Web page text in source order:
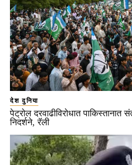
देश दुनिया
पेट्रोल दरवाढीविरोधात पाकिस्तानात
निदर्शने, रॅली